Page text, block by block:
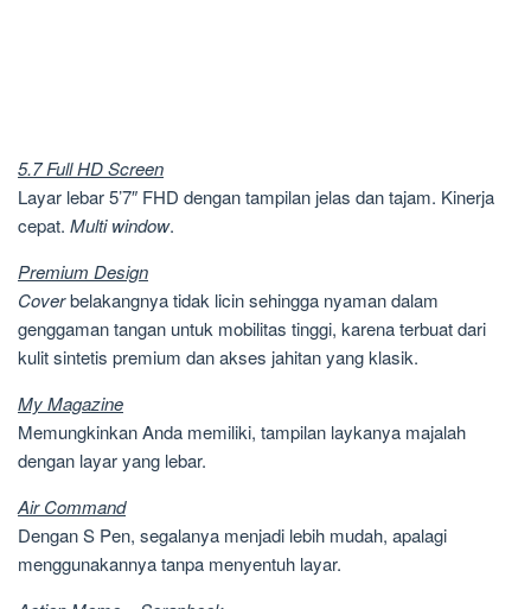
5.7 Full HD Screen
Layar lebar 5’7″ FHD dengan tampilan jelas dan tajam. Kinerja
cepat. Multi window.
Premium Design
Coverbelakangnya tidak licin sehingga nyaman dalam
genggaman tangan untuk mobilitas tinggi, karena terbuat dari
kulit sintetis premium dan akses jahitan yang klasik.
My Magazine
Memungkinkan Anda memiliki, tampilan laykanya majalah
dengan layar yang lebar.
Air Command
Dengan S Pen, segalanya menjadi lebih mudah, apalagi
menggunakannya tanpa menyentuh layar.